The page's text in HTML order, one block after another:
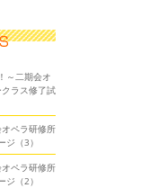
～二期会オ
ラス修了試
ペラ研修所
ジ（3）
ペラ研修所
ジ（2）